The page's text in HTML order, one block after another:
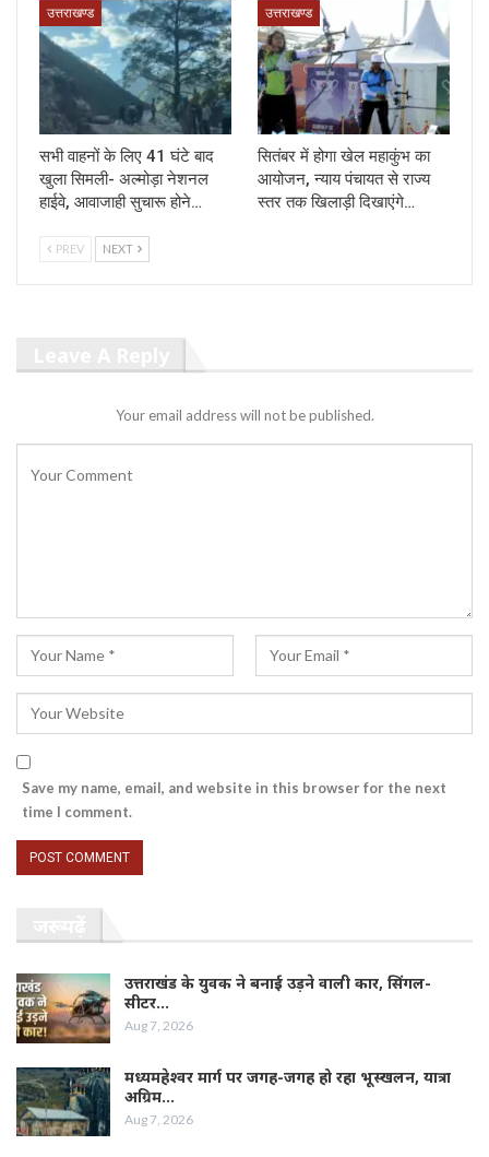
उत्तराखण्ड
सभी वाहनों के लिए 41 घंटे बाद
खुला सिमली- अल्मोड़ा नेशनल
हाईवे, आवाजाही सुचारू होने…
उत्तराखण्ड
सितंबर में होगा खेल महाकुंभ का
आयोजन, न्याय पंचायत से राज्य
स्तर तक खिलाड़ी दिखाएंगे…
PREV NEXT
Your email address will not be published.
Save my name, email, and website in this browser for the next
time I comment.
उत्तराखंड के युवक ने बनाई उड़ने वाली कार, सिंगल-
सीटर…
Aug 7, 2026
मध्यमहेश्वर मार्ग पर जगह-जगह हो रहा भूस्खलन, यात्रा
अग्रिम…
Aug 7, 2026